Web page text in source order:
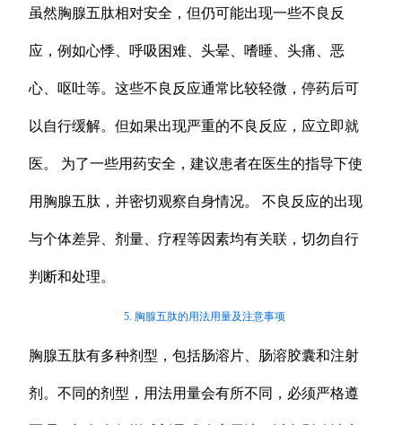
虽然胸腺五肽相对安全，但仍可能出现一些不良反
应，例如心悸、呼吸困难、头晕、嗜睡、头痛、恶
心、呕吐等。这些不良反应通常比较轻微，停药后可
以自行缓解。但如果出现严重的不良反应，应立即就
医。 为了一些用药安全，建议患者在医生的指导下使
用胸腺五肽，并密切观察自身情况。 不良反应的出现
与个体差异、剂量、疗程等因素均有关联，切勿自行
判断和处理。
5. 胸腺五肽的用法用量及注意事项
胸腺五肽有多种剂型，包括肠溶片、肠溶胶囊和注射
剂。不同的剂型，用法用量会有所不同，必须严格遵